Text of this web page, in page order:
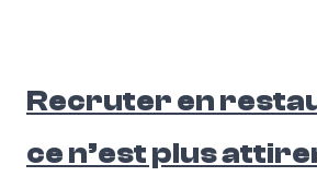
Recruter en
ce n’est plus